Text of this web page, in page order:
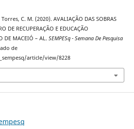
C. M. (2020). AVALIAÇÃO DAS SOBRAS
DE RECUPERAÇÃO E EDUCAÇÃO
DE MACEIÓ – AL. SEMPESq - Semana De Pesquisa
de
article/view/8228